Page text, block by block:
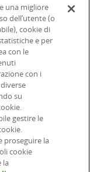
- P.IVA
una migliore
dell’utente (o
cookie di
e per
con le
con i
su
gestire le
proseguire la
cookie
la